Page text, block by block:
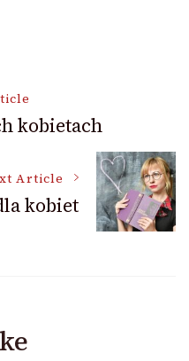
kobietach
Article
kobiet